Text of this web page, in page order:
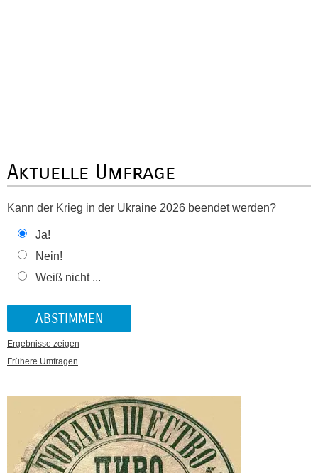
Aktuelle Umfrage
Kann der Krieg in der Ukraine 2026 beendet werden?
Ja!
Nein!
Weiß nicht ...
Ergebnisse zeigen
Frühere Umfragen